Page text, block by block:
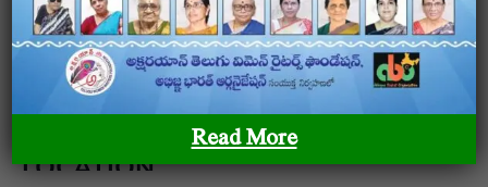
OUR SITEMAP
LOCATION
Read More